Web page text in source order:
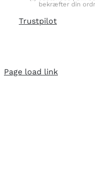
bekræfter din
Trustpilot
Page load link